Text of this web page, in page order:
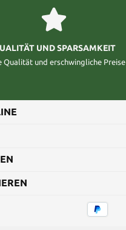
UND SPARSAMKEIT
Qualität und erschwingliche Preise